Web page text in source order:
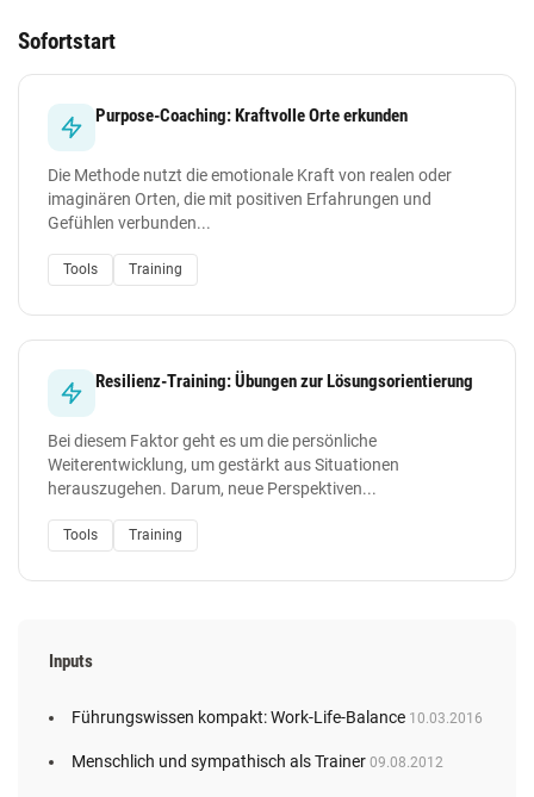
Sofortstart
Purpose-Coaching: Kraftvolle Orte erkunden
Die Methode nutzt die emotionale Kraft von realen oder
imaginären Orten, die mit positiven Erfahrungen und
Gefühlen verbunden...
Tools Training
Resilienz-Training: Übungen zur Lösungsorientierung
Bei diesem Faktor geht es um die persönliche
Weiterentwicklung, um gestärkt aus Situationen
herauszugehen. Darum, neue Perspektiven...
Tools Training
Inputs
Führungswissen kompakt: Work-Life-Balance 10.03.2016
Menschlich und sympathisch als Trainer 09.08.2012